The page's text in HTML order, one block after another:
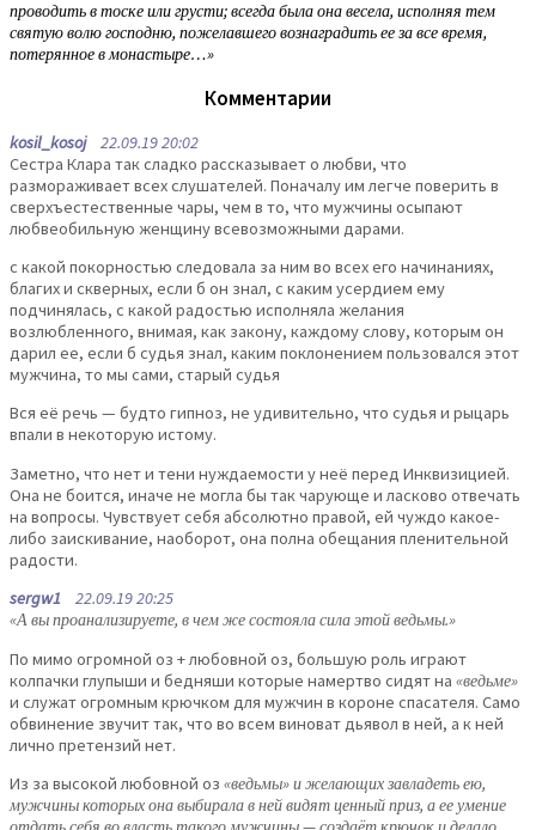
проводить в тоске или грусти; всегда была она весела, исполняя тем
святую волю господню, пожелавшего вознаградить ее за все время,
потерянное в монастыре…»
Комментарии
kosil_kosoj22.09.19 20:02
Сестра Клара так сладко рассказывает о любви, что
размораживает всех слушателей. Поначалу им легче поверить в
сверхъестественные чары, чем в то, что мужчины осыпают
любвеобильную женщину всевозможными дарами.
с какой покорностью следовала за ним во всех его начинаниях,
благих и скверных, если б он знал, с каким усердием ему
подчинялась, с какой радостью исполняла желания
возлюбленного, внимая, как закону, каждому слову, которым он
дарил ее, если б судья знал, каким поклонением пользовался этот
мужчина, то мы сами, старый судья
Вся её речь — будто гипноз, не удивительно, что судья и рыцарь
впали в некоторую истому.
Заметно, что нет и тени нуждаемости у неё перед Инквизицией.
Она не боится, иначе не могла бы так чарующе и ласково отвечать
на вопросы. Чувствует себя абсолютно правой, ей чуждо какое-
либо заискивание, наоборот, она полна обещания пленительной
радости.
sergw1 22.09.19 20:25
«А вы проанализируете, в чем же состояла сила этой ведьмы.»
По мимо огромной оз + любовной оз, большую роль играют
колпачки глупыши и бедняши которые намертво сидят на «ведьме»
и служат огромным крючком для мужчин в короне спасателя. Само
обвинение звучит так, что во всем виноват дьявол в ней, а к ней
лично претензий нет.
Из за высокой любовной оз «ведьмы» и желающих завладеть ею,
мужчины которых она выбирала в ней видят ценный приз, а ее умение